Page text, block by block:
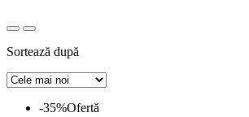
Sortează după
-35%Ofertă